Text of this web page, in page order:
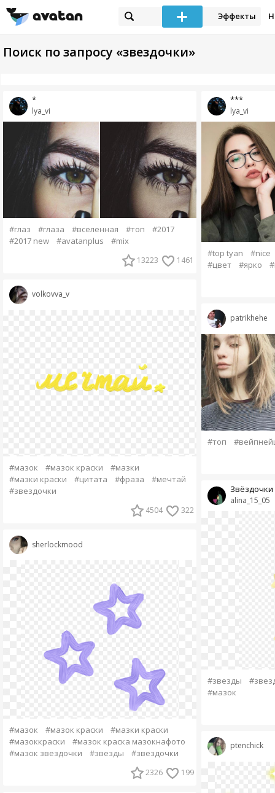
Эффекты
Поиск по запросу «звездочки»
lya_vi
*
#глаз #глаза #вселенная #топ
#2017
#2017 new
#avatanplus #mix
13223 1461
volkovva_v
#мазок #мазок краски
#мазки
#мазки краски
#цитата #фраза
#мечтай
#звездочки
4504 322
sherlockmood
#мазок #мазок краски
#мазки краски
#мазоккраски
#мазок краска мазокнафото
#мазок звездочки
#звезды #звездочки
2326 199
lya_vi
***
#top tyan
#nice
#цвет
#ярко
patrikhehe
#топ
alina_15_05
Звёздочки
#звезды
#мазок
ptenchick